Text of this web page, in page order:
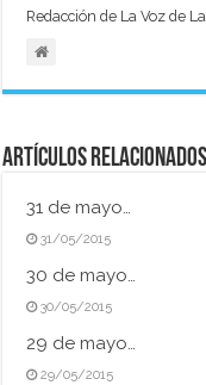
Redacción de La Voz de
Artículos relacionados
31 de mayo…
31/05/2015
30 de mayo…
30/05/2015
29 de mayo…
29/05/2015